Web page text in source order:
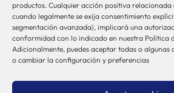
productos. Cualquier acción positiva
cuando legalmente se exija consentimiento
segmentación avanzada), implicará una
conformidad con lo indicado en nuestra Política
Adicionalmente, puedes aceptar todas o algunas
o cambiar la configuración y preferencias
Otros Enlaces
Osakidetza